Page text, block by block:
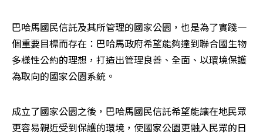
巴哈馬國民信託及其所管理的國家公園，也是為了實踐一
個重要目標而存在：巴哈馬政府希望能夠達到聯合國生物
多樣性公約的理想，打造出管理良善、全面、以環境保護
為取向的國家公園系統。
成立了國家公園之後，巴哈馬國民信託希望能讓在地民眾
更容易親近受到保護的環境，使國家公園更融入民眾的日